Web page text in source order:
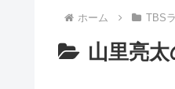
ホーム TBS
山里亮